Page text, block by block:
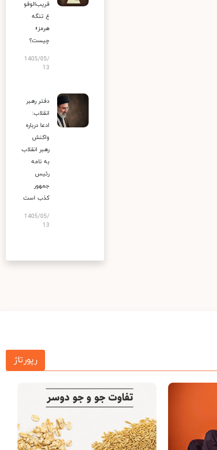
قریب‌الوقو
ع تنگه
هرمز»
چیست؟
1405/05/
13
دفتر رهبر
انقلاب:
ادعا درباره
واکنش
رهبر انقلاب
به نامه
رئیس
جمهور
کذب است
1405/05/
13
رپورتاژ